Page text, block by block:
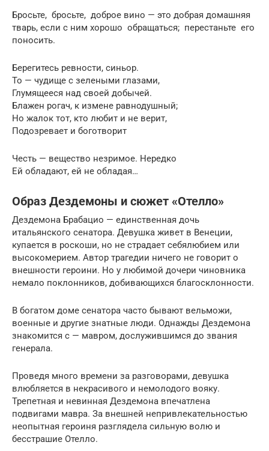
Бросьте, бросьте, доброе вино — это добрая домашняя
тварь, если с ним хорошо обращаться; перестаньте его
поносить.
Берегитесь ревности, синьор.
То — чудище с зелеными глазами,
Глумящееся над своей добычей.
Блажен рогач, к измене равнодушный;
Но жалок тот, кто любит и не верит,
Подозревает и боготворит
Честь — вещество незримое. Нередко
Ей обладают, ей не обладая…
Образ Дездемоны и сюжет «Отелло»
Дездемона Брабацио — единственная дочь
итальянского сенатора. Девушка живет в Венеции,
купается в роскоши, но не страдает себялюбием или
высокомерием. Автор трагедии ничего не говорит о
внешности героини. Но у любимой дочери чиновника
немало поклонников, добивающихся благосклонности.
В богатом доме сенатора часто бывают вельможи,
военные и другие знатные люди. Однажды Дездемона
знакомится с — мавром, дослужившимся до звания
генерала.
Проведя много времени за разговорами, девушка
влюбляется в некрасивого и немолодого вояку.
Трепетная и невинная Дездемона впечатлена
подвигами мавра. За внешней непривлекательностью
неопытная героиня разглядела сильную волю и
бесстрашие Отелло.